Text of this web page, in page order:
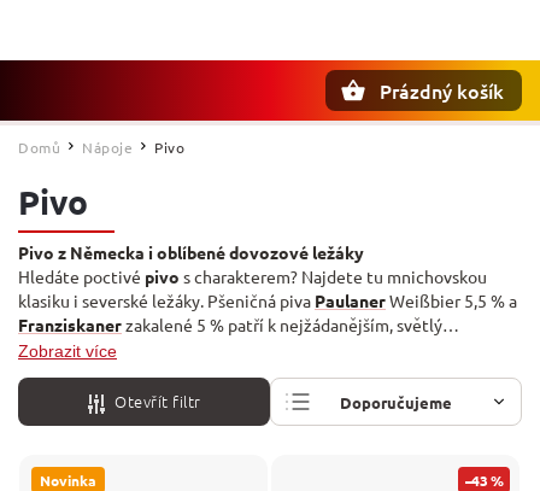
Prázdný košík
Domů / Nápoje / Pivo
Pivo
Pivo z Německa i oblíbené dovozové ležáky
Hledáte poctivé pivo s charakterem? Najdete tu mnichovskou
klasiku i severské ležáky. Pšeničná piva PaulanerWeißbier 5,5 % a
Franziskanerzakalené 5 % patří k nejžádanějším, světlý
mnichovský ležák nabízí
Tuborg,Carlsberg, dánskýSlotsi hamburskouAstru. Nechybí ani
Pilsner Urquellv exportní 500ml verzi.
Zobrazit více
Doporučujeme
Otevřít filtr
Novinka –43 %